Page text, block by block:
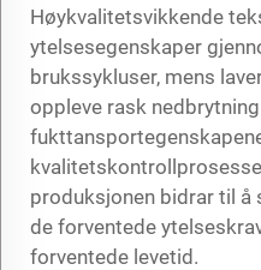
Høykvalitetsvikkende
ytelsesegenskaper
brukssykluser, mens
oppleve rask
produksjonen bidrar til
de forventede
forventede levetid.